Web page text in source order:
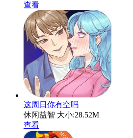
查看
这周日你有空吗
休闲益智 大小:28.52M
查看